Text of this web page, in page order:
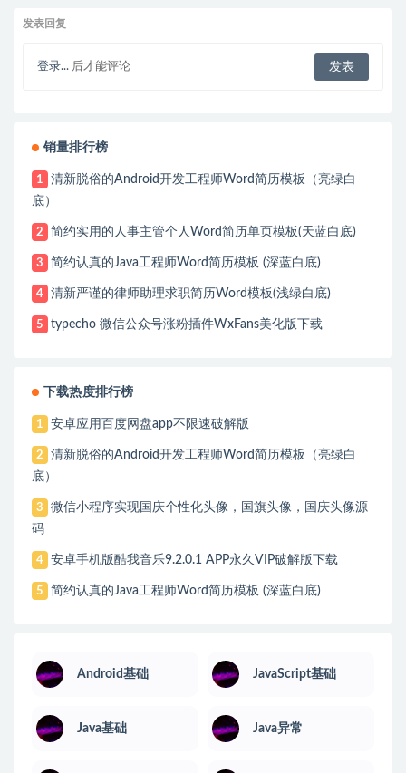
发表回复
登录... 后才能评论
销量排行榜
1
清新脱俗的Android开发工程师Word简历模板（亮绿白
底）
2 简约实用的人事主管个人Word简历单页模板(天蓝白底)
3 简约认真的Java工程师Word简历模板 (深蓝白底)
4 清新严谨的律师助理求职简历Word模板(浅绿白底)
5 typecho 微信公众号涨粉插件WxFans美化版下载
下载热度排行榜
1 安卓应用百度网盘app不限速破解版
2
清新脱俗的Android开发工程师Word简历模板（亮绿白
底）
3
微信小程序实现国庆个性化头像，国旗头像，国庆头像源
码
4 安卓手机版酷我音乐9.2.0.1 APP永久VIP破解版下载
5 简约认真的Java工程师Word简历模板 (深蓝白底)
Android基础 JavaScript基础
Java基础 Java异常